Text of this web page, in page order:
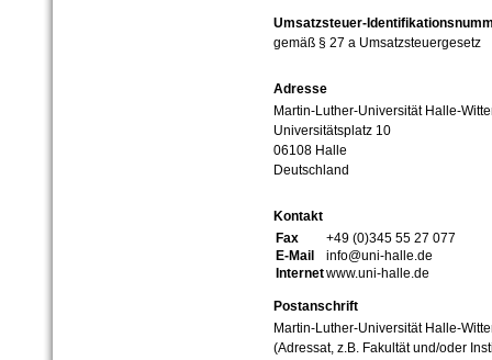
Umsatzsteuer-
gemäß § 27 a Umsatzsteuergesetz
Adresse
Martin-Luther-Universität Halle-
Universitätsplatz 10
06108 Halle
Deutschland
Kontakt
Fax
+49 (0)345 55 27 077
E-Mail
info@uni-halle.de
Internetwww.uni-halle.de
Postanschrift
Martin-Luther-Universität Halle-
(Adressat, z.B. Fakultät und/oder